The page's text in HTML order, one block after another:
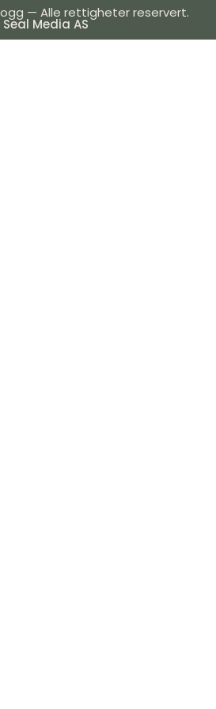
— Alle rettigheter reservert.
Media AS